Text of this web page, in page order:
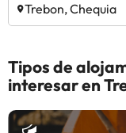
Trebon, Chequia
Tipos de
interesar en